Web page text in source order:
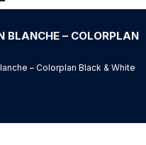
BLANCHE – COLORPLAN
– Colorplan Black & White